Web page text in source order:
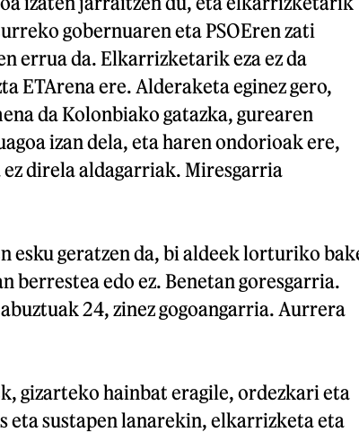
gobernuaren eta PSOEren zati
errua da. Elkarrizketarik eza ez da
ETArena ere. Alderaketa eginez gero,
da Kolonbiako gatazka, gurearen
izan dela, eta haren ondorioak ere,
direla aldagarriak. Miresgarria
esku geratzen da, bi aldeek lorturiko
berrestea edo ez. Benetan goresgarria.
24, zinez gogoangarria. Aurrera
gizarteko hainbat eragile, ordezkari eta
eta sustapen lanarekin, elkarrizketa eta